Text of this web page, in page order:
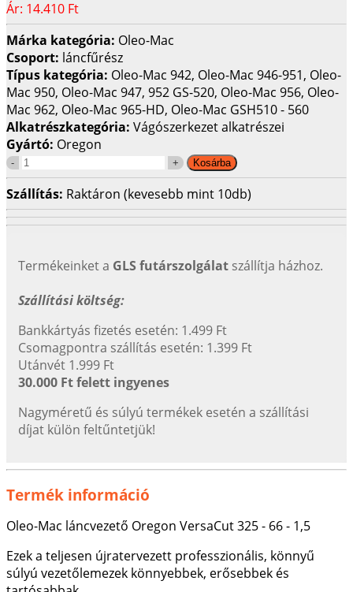
Ár: 14.410 Ft
Márka kategória: Oleo-Mac
Csoport: láncfűrész
Típus kategória: Oleo-Mac 942, Oleo-Mac 946-951, Oleo-
Mac 950, Oleo-Mac 947, 952 GS-520, Oleo-Mac 956, Oleo-
Mac 962, Oleo-Mac 965-HD, Oleo-Mac GSH510 - 560
Alkatrészkategória: Vágószerkezet alkatrészei
Gyártó: Oregon
Szállítás: Raktáron (kevesebb mint 10db)
Termékeinket a GLS futárszolgálat szállítja házhoz.
Szállítási költség:
Bankkártyás fizetés esetén: 1.499 Ft
Csomagpontra szállítás esetén: 1.399 Ft
Utánvét 1.999 Ft
30.000 Ft felett ingyenes
Nagyméretű és súlyú termékek esetén a szállítási
díjat külön feltűntetjük!
Termék információ
Oleo-Mac láncvezető Oregon VersaCut 325 - 66 - 1,5
Ezek a teljesen újratervezett professzionális, könnyű
súlyú vezetőlemezek könnyebbek, erősebbek és